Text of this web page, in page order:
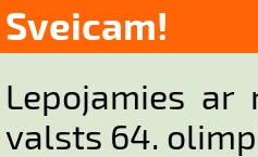
Sveicam!
Lepojamies ar
valsts 64.